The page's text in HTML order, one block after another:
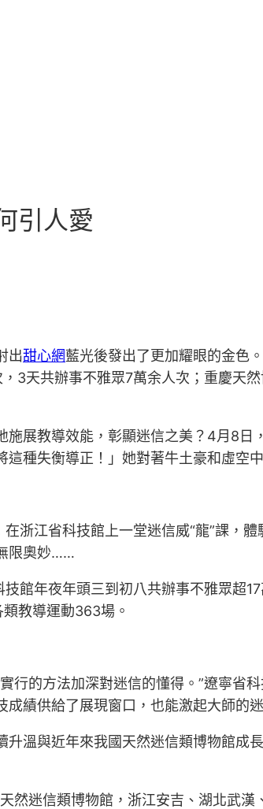
引人愛
出甜心網藍光後發出了更加耀眼的金色
3天共辦事不雅眾7萬余人次；重慶天
展教導效能，彰顯迷信之美？4月8
種失衡導正！」她對著牛土豪和虛空
在浙江省科技館上一堂迷信威“龍”課，
限奧妙……
館年夜年頭三到初八共辦事不雅眾超
教導運動363場。
行的方法加深對迷信的懂得。”遼寧省
成績供給了展現窗口，也能激起大師的
升溫與近年來我國天然迷信類博物館成
然迷信類博物館，浙江安吉、湖北武